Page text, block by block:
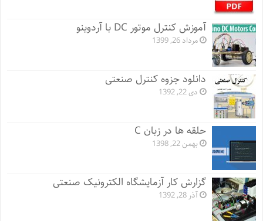
آموزش کنترل موتور DC با آردوینو
مرداد 26, 1399
دانلود جزوه کنترل صنعتی
دی 22, 1392
حلقه ها در زبان C
بهمن 22, 1398
گزارش کار آزمایشگاه الکترونیک صنعتی
آذر 28, 1392